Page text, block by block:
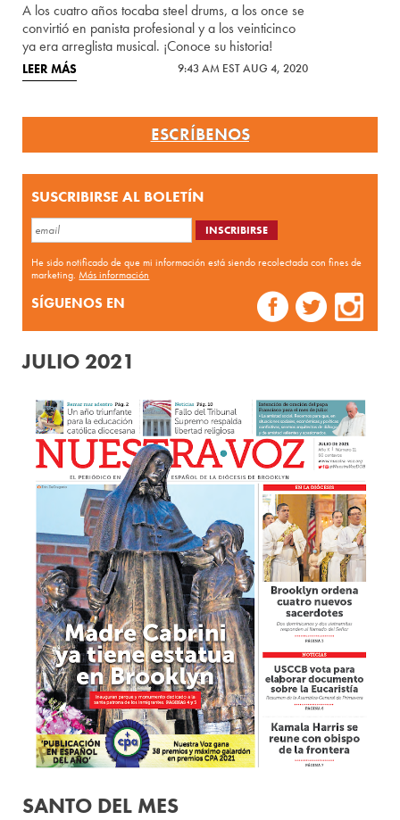
A los cuatro años tocaba steel drums, a los once se
convirtió en panista profesional y a los veinticinco
ya era arreglista musical. ¡Conoce su historia!
LEER MÁS 9:43 AM EST AUG 4, 2020
ESCRÍBENOS
SUSCRIBIRSE AL BOLETÍN
He sido notificado de que mi información está siendo recolectada con fines de
marketing.Más información
SÍGUENOS EN
JULIO 2021
SANTO DEL MES